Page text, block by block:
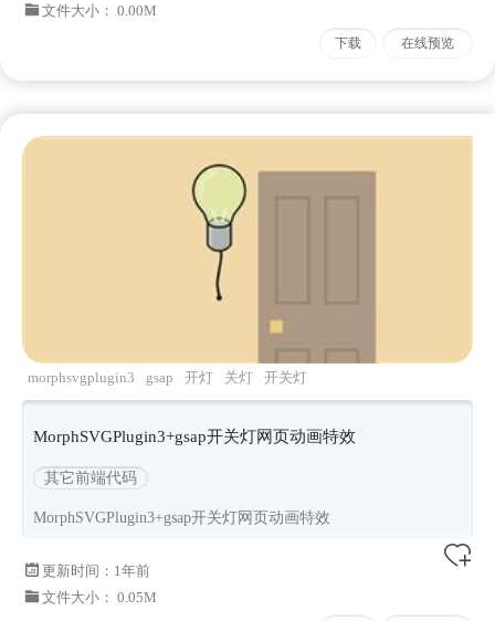
文件大小： 0.00M
下载 在线预览
morphsvgplugin3 gsap 开灯 关灯 开关灯
MorphSVGPlugin3+gsap开关灯网页动画特效
其它前端代码
MorphSVGPlugin3+gsap开关灯网页动画特效
更新时间： 1年前
文件大小： 0.05M